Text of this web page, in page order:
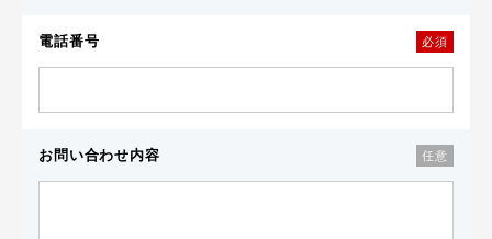
電話番号 必須
お問い合わせ内容 任意